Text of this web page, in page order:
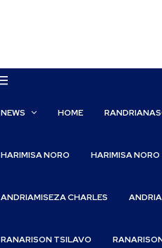
NEWS HOME
HARIMISA NORO HARIMISA NORO
ANDRIAMISEZA CHARLES
RANARISON TSILAVO